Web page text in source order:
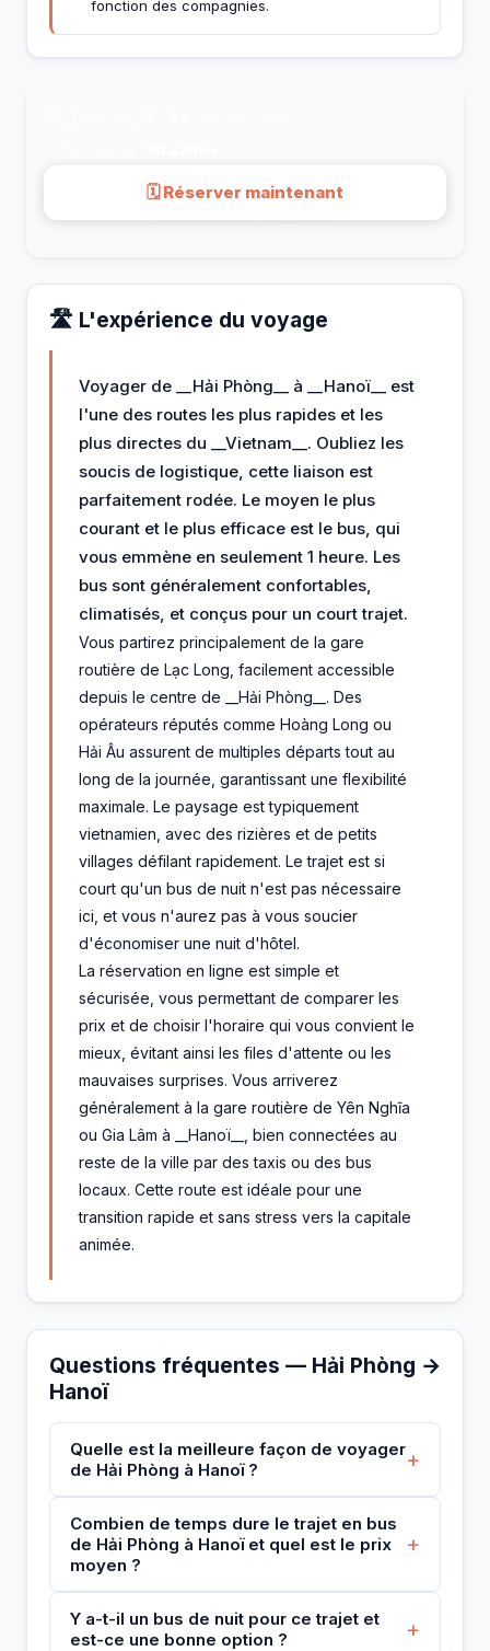
fonction des compagnies.
🗓 Réserver maintenant
🛣️ L'expérience du voyage
Voyager de __Hải Phòng__ à __Hanoï__ est
l'une des routes les plus rapides et les
plus directes du __Vietnam__. Oubliez les
soucis de logistique, cette liaison est
parfaitement rodée. Le moyen le plus
courant et le plus efficace est le bus, qui
vous emmène en seulement 1 heure. Les
bus sont généralement confortables,
climatisés, et conçus pour un court trajet.
Vous partirez principalement de la gare
routière de Lạc Long, facilement accessible
depuis le centre de __Hải Phòng__. Des
opérateurs réputés comme Hoàng Long ou
Hải Âu assurent de multiples départs tout au
long de la journée, garantissant une flexibilité
maximale. Le paysage est typiquement
vietnamien, avec des rizières et de petits
villages défilant rapidement. Le trajet est si
court qu'un bus de nuit n'est pas nécessaire
ici, et vous n'aurez pas à vous soucier
d'économiser une nuit d'hôtel.
La réservation en ligne est simple et
sécurisée, vous permettant de comparer les
prix et de choisir l'horaire qui vous convient le
mieux, évitant ainsi les files d'attente ou les
mauvaises surprises. Vous arriverez
généralement à la gare routière de Yên Nghĩa
ou Gia Lâm à __Hanoï__, bien connectées au
reste de la ville par des taxis ou des bus
locaux. Cette route est idéale pour une
transition rapide et sans stress vers la capitale
animée.
Questions fréquentes — Hải Phòng →
Hanoï
Quelle est la meilleure façon de voyager
de Hải Phòng à Hanoï ?
+
Combien de temps dure le trajet en bus
de Hải Phòng à Hanoï et quel est le prix
moyen ?
+
Y a-t-il un bus de nuit pour ce trajet et
est-ce une bonne option ?
+